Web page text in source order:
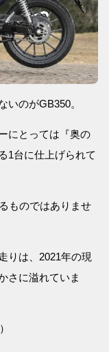
いのがGB350。
にとっては『奥の
1台に仕上げられて
ものではありませ
りは、2021年の現
さに溢れていま